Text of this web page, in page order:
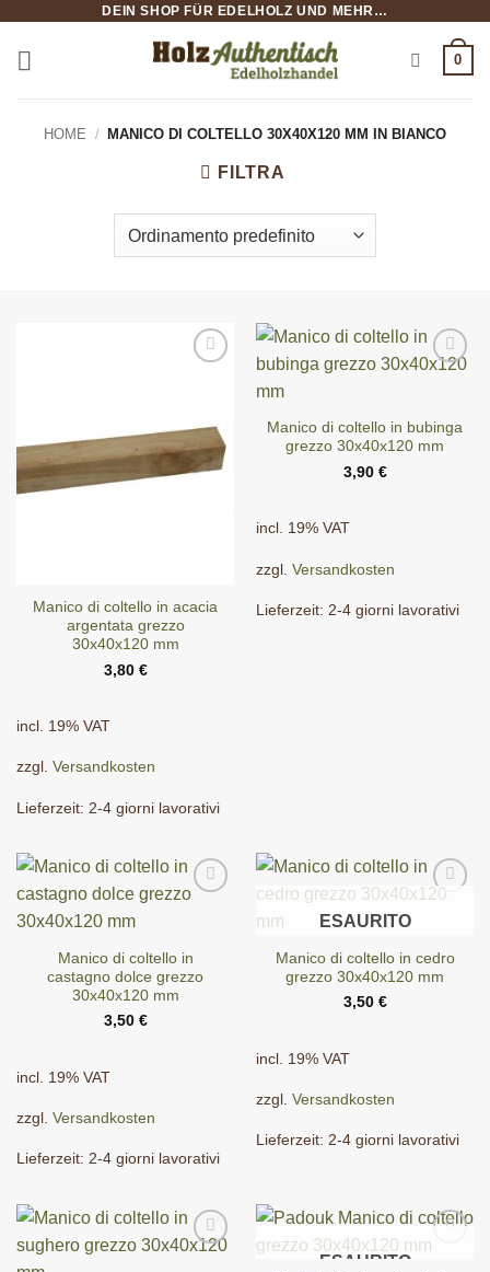
contenuti
DEIN SHOP FÜR EDELHOLZ UND MEHR…
0
HOME / MANICO DI COLTELLO 30X40X120 MM IN BIANCO
FILTRA
Manico di coltello in acacia
argentata grezzo
30x40x120 mm
3,80 €
incl. 19% VAT
zzgl. Versandkosten
Lieferzeit: 2-4 giorni lavorativi
Manico di coltello in bubinga
grezzo 30x40x120 mm
3,90 €
incl. 19% VAT
zzgl. Versandkosten
Lieferzeit: 2-4 giorni lavorativi
Manico di coltello in
castagno dolce grezzo
30x40x120 mm
3,50 €
incl. 19% VAT
zzgl. Versandkosten
Lieferzeit: 2-4 giorni lavorativi
ESAURITO
Manico di coltello in cedro
grezzo 30x40x120 mm
3,50 €
incl. 19% VAT
zzgl. Versandkosten
Lieferzeit: 2-4 giorni lavorativi
ESAURITO